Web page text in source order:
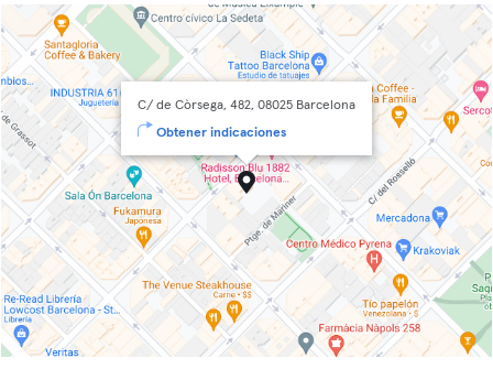
C/ de Còrsega, 482, 08025 Barcelona
Obtener indicaciones